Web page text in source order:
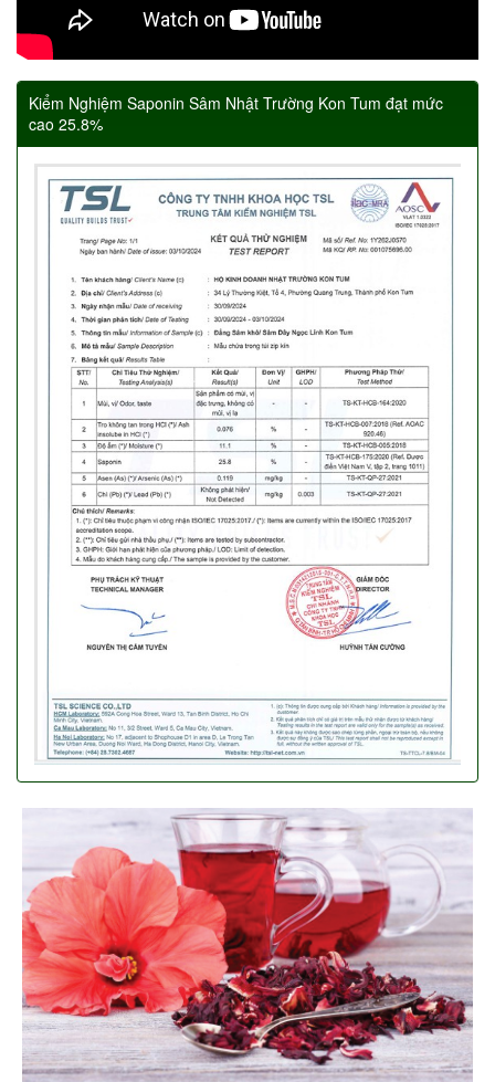
Kiểm Nghiệm Saponin Sâm Nhật Trường Kon Tum đạt mức
cao 25.8%